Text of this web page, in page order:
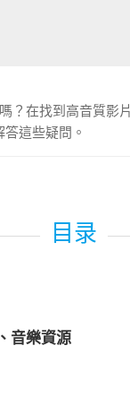
？在找到高音質
這些疑問。
音樂資源